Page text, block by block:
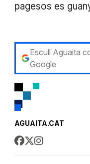
pagesos es
Escull Aguaita
Google
AGUAITA.CAT